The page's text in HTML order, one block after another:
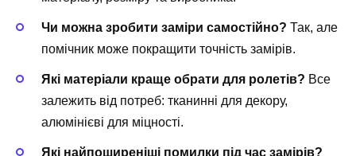
Чи можна зробити заміри самостійно? Так, але
помічник може покращити точність замірів.
Які матеріали краще обрати для ролетів? Все
залежить від потреб: тканинні для декору,
алюмінієві для міцності.
Які найпоширеніші помилки під час замірів?